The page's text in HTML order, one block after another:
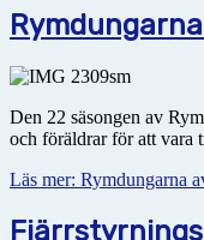
Den 22 säsongen av
och föräldrar för att vara
Läs mer: Rymdungarna